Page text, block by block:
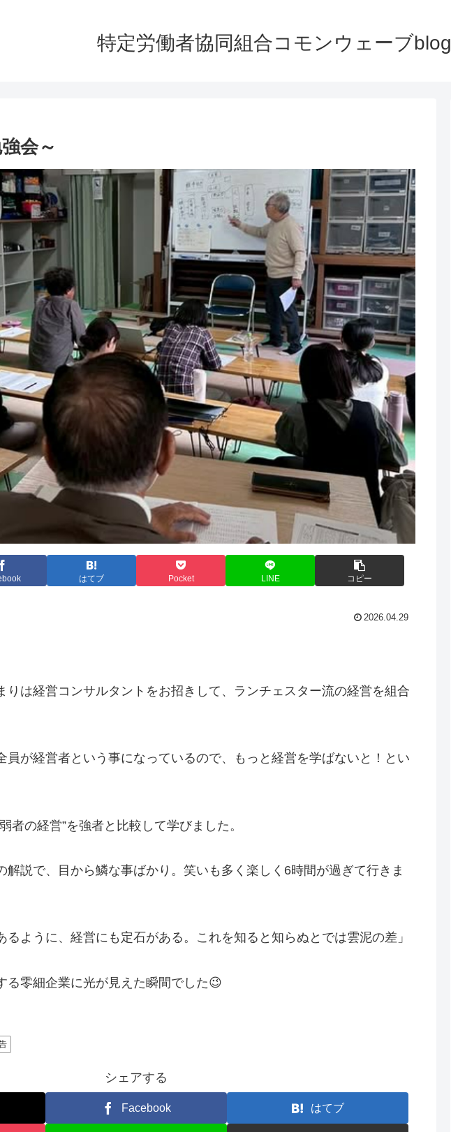
特定労働者協同組合コモンウェーブblog
会～
はてブ Pocket LINE コピー
2026.04.29
りは経営コンサルタントをお招きして、ランチェスター流の経営を組合
員が経営者という事になっているので、もっと経営を学ばないと！とい
者の経営”を強者と比較して学びました。
解説で、目から鱗な事ばかり。笑いも多く楽しく6時間が過ぎて行きま
ように、経営にも定石がある。これを知ると知らぬとでは雲泥の差」
る零細企業に光が見えた瞬間でした😉
シェアする
Facebook はてブ